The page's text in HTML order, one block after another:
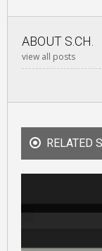
ABOUT S.CH.
view all posts
RELATED